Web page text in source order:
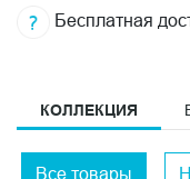
Бесплатная
КОЛЛЕКЦИЯ
Все товары